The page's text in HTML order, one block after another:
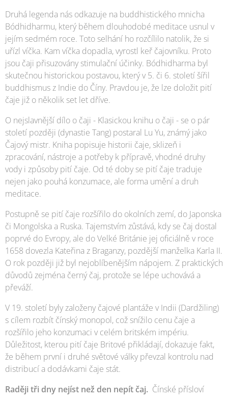
Druhá legenda nás odkazuje na buddhistického mnicha
Bódhidharmu, který během dlouhodobé meditace usnul v
jejím sedmém roce. Toto selhání ho rozčílilo natolik, že si
uřízl víčka. Kam víčka dopadla, vyrostl keř čajovníku. Proto
jsou čaji přisuzovány stimulační účinky. Bódhidharma byl
skutečnou historickou postavou, který v 5. či 6. století šířil
buddhismus z Indie do Číny. Pravdou je, že lze doložit pití
čaje již o několik set let dříve.
O nejslavnější dílo o čaji - Klasickou knihu o čaji - se o pár
století později (dynastie Tang) postaral Lu Yu, známý jako
Čajový mistr. Kniha popisuje historii čaje, sklizeň i
zpracování, nástroje a potřeby k přípravě, vhodné druhy
vody i způsoby pití čaje. Od té doby se pití čaje traduje
nejen jako pouhá konzumace, ale forma umění a druh
meditace.
Postupně se pití čaje rozšířilo do okolních zemí, do Japonska
či Mongolska a Ruska. Tajemstvím zůstává, kdy se čaj dostal
poprvé do Evropy, ale do Velké Británie jej oficiálně v roce
1658 dovezla Kateřina z Braganzy, pozdější manželka Karla II.
O rok později již byl nejoblíbenějším nápojem. Z praktických
důvodů zejména černý čaj, protože se lépe uchovává a
převáží.
V 19. století byly založeny čajové plantáže v Indii (Dardžiling)
s cílem rozbít čínský monopol, což snížilo cenu čaje a
rozšířilo jeho konzumaci v celém britském impériu.
Důležitost, kterou pití čaje Britové přikládají, dokazuje fakt,
že během první i druhé světové války převzal kontrolu nad
distribucí a dodávkami čaje stát.
Raději tři dny nejíst než den nepít čaj. Čínské přísloví